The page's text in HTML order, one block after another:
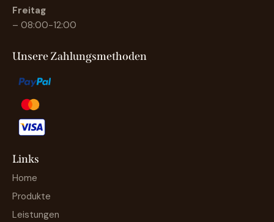
Freitag
– 08:00-12:00
Unsere Zahlungsmethoden
Links
Home
Produkte
Leistungen